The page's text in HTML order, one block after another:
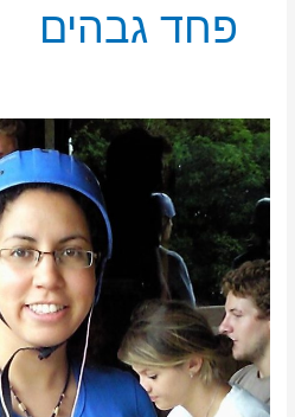
פחד גבהים
התמודדות
אישית
עם
פחד
גבהים